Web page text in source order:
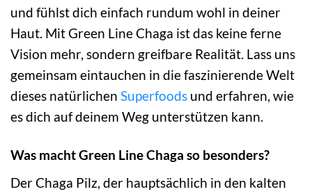
und fühlst dich einfach rundum wohl in deiner
Haut. Mit Green Line Chaga ist das keine ferne
Vision mehr, sondern greifbare Realität. Lass uns
gemeinsam eintauchen in die faszinierende Welt
dieses natürlichen Superfoods und erfahren, wie
es dich auf deinem Weg unterstützen kann.
Was macht Green Line Chaga so besonders?
Der Chaga Pilz, der hauptsächlich in den kalten